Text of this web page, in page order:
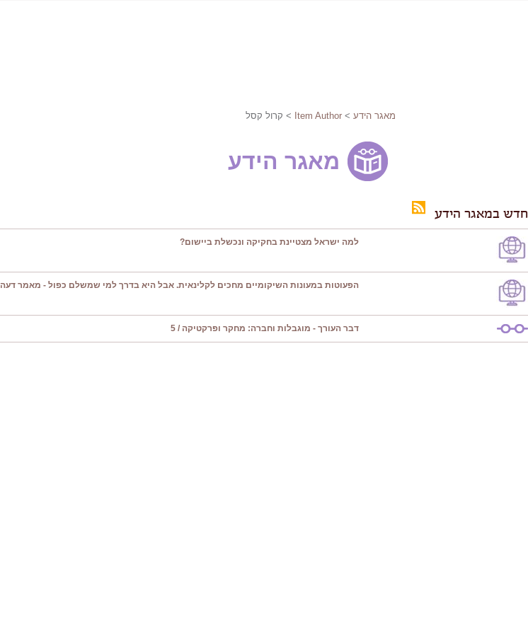
מאגר הידע >
Item Author > קרול קסל
מאגר הידע
חדש במאגר הידע
למה ישראל מצטיינת בחקיקה ונכשלת ביישום?
הפעוטות במעונות השיקומיים מחכים לקלינאית. אבל היא בדרך למי שמשלם כפול - מאמר דעה
דבר העורך - מוגבלות וחברה: מחקר ופרקטיקה / 5